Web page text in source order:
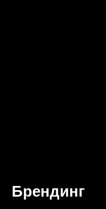
Брендинг